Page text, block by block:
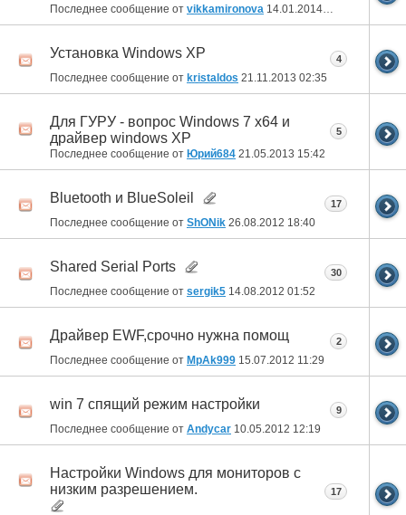
Последнее сообщение от vikkamironova 14.01.2014
Установка Windows XP
Последнее сообщение от kristaldos 21.11.2013 02:35
4
Для ГУРУ - вопрос Windows 7 x64 и
драйвер windows XP
Последнее сообщение от Юрий684 21.05.2013 15:42
5
Bluetooth и BlueSoleil
Последнее сообщение от ShONik 26.08.2012 18:40
17
Shared Serial Ports
Последнее сообщение от sergik5 14.08.2012 01:52
30
Драйвер EWF,срочно нужна помощ
Последнее сообщение от MpAk999 15.07.2012 11:29
2
win 7 спящий режим настройки
Последнее сообщение от Andycar 10.05.2012 12:19
9
Настройки Windows для мониторов с
низким разрешением.
17